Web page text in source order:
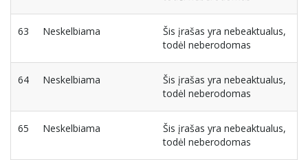
63 Neskelbiama
Šis įrašas yra nebeaktualus,
todėl neberodomas
64 Neskelbiama
Šis įrašas yra nebeaktualus,
todėl neberodomas
65 Neskelbiama
Šis įrašas yra nebeaktualus,
todėl neberodomas